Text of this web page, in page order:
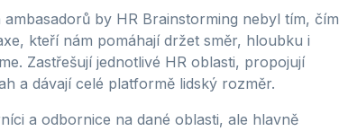
ambasadorů by HR Brainstorming nebyl tím, čím
kteří nám pomáhají držet směr, hloubku i
Zastřešují jednotlivé HR oblasti, propojují
a dávají celé platformě lidský rozměr.
a odbornice na dané oblasti, ale hlavně